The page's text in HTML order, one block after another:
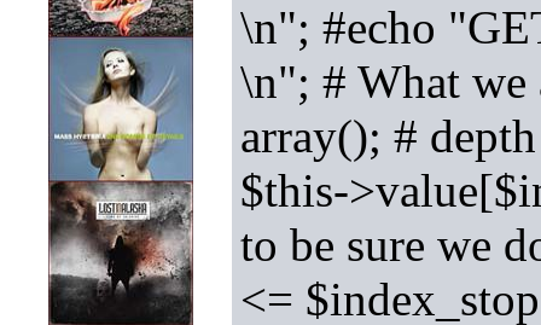
\n"; #echo
\n"; # What we
array(); #
$this-
to be sure we
<=